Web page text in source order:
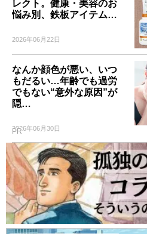
レクト。健康・美容のお
悩み別、鉄板アイテム…
2026年06月22日
なんか顔色が悪い、いつ
もだるい…年齢でも過労
でもない“意外な原因”が
隠…
2026年06月30日
PR